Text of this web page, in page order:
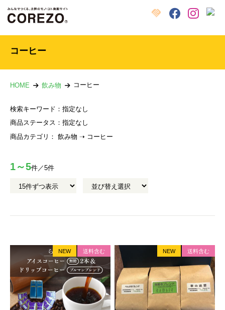
クラウドファンディング
FacebookInstagram
X
コーヒー
HOME 飲み物 コーヒー
検索キーワード： 指定なし
商品ステータス： 指定なし
商品カテゴリ： 飲み物 ➝ コーヒー
1～5件／5件
NEW 送料含む NEW 送料含む